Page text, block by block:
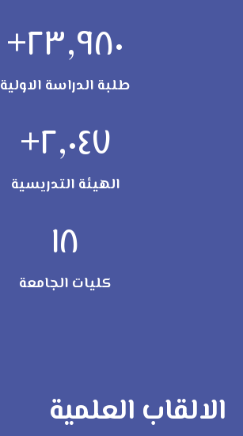
٢٣,٩٨٠+
طلبة الدراسة الاولية
٢,٠٤٧+
الهيئة التدريسية
١٨
كليات الجامعة
الالقاب العلمية